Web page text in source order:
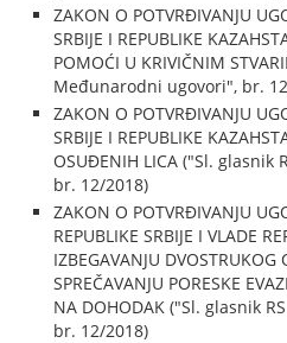
ZAKON O POTVRĐIVANJU
SRBIJE I REPUBLIKE
POMOĆI U KRIVIČNIM
Međunarodni ugovori", br.
ZAKON O POTVRĐIVANJU
SRBIJE I REPUBLIKE
OSUĐENIH LICA ("Sl.
br. 12/2018)
ZAKON O POTVRĐIVANJU
REPUBLIKE SRBIJE I VLADE
IZBEGAVANJU DVOSTRUKOG
SPREČAVANJU PORESKE
NA DOHODAK ("Sl. glasnik
br. 12/2018)